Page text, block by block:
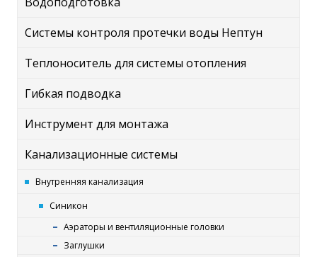
Системы контроля протечки воды Нептун
Теплоноситель для системы отопления
Гибкая подводка
Инструмент для монтажа
Канализационные системы
Внутренняя канализация
Синикон
Аэраторы и вентиляционные головки
Заглушки